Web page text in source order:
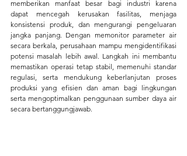
memberikan manfaat besar bagi industri karena
dapat mencegah kerusakan fasilitas, menjaga
konsistensi produk, dan mengurangi pengeluaran
jangka panjang. Dengan memonitor parameter air
secara berkala, perusahaan mampu mengidentifikasi
potensi masalah lebih awal. Langkah ini membantu
memastikan operasi tetap stabil, memenuhi standar
regulasi, serta mendukung keberlanjutan proses
produksi yang efisien dan aman bagi lingkungan
serta mengoptimalkan penggunaan sumber daya air
secara bertanggungjawab.